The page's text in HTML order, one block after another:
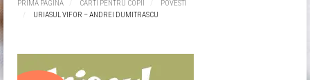
PRIMA PAGINĂ CARTI PENTRU COPII
POVESTI
URIASUL VIFOR – ANDREI DUMITRASCURemember Me